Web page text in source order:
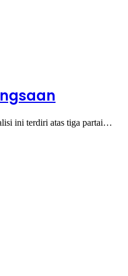
ini terdiri atas tiga partai…